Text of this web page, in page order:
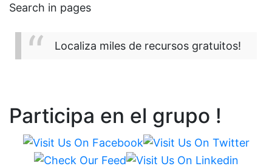
Search in pages
Localiza miles de recursos gratuitos!
Participa en el grupo !